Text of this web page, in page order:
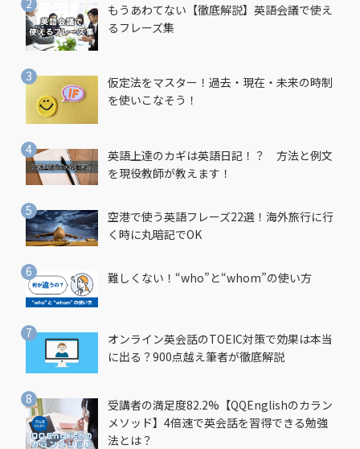
もうあわてない【徹底解説】英語会議で使え
るフレーズ集
仮定法をマスター！過去・現在・未来の時制
を使いこなそう！
英語上達のカギは英語日記！？ 方法と例文
を現役教師が教えます！
空港で使う英語フレーズ22選！海外旅行に行
く時に丸暗記でOK
難しくない！“who”と“whom”の使い方
オンライン英会話のTOEIC対策で効果は本当
に出る？900点越え筆者が徹底解説
受講者の満足度82.2%【QQEnglishのカラン
メソッド】4倍速で英会話を習得できる勉強
法とは？